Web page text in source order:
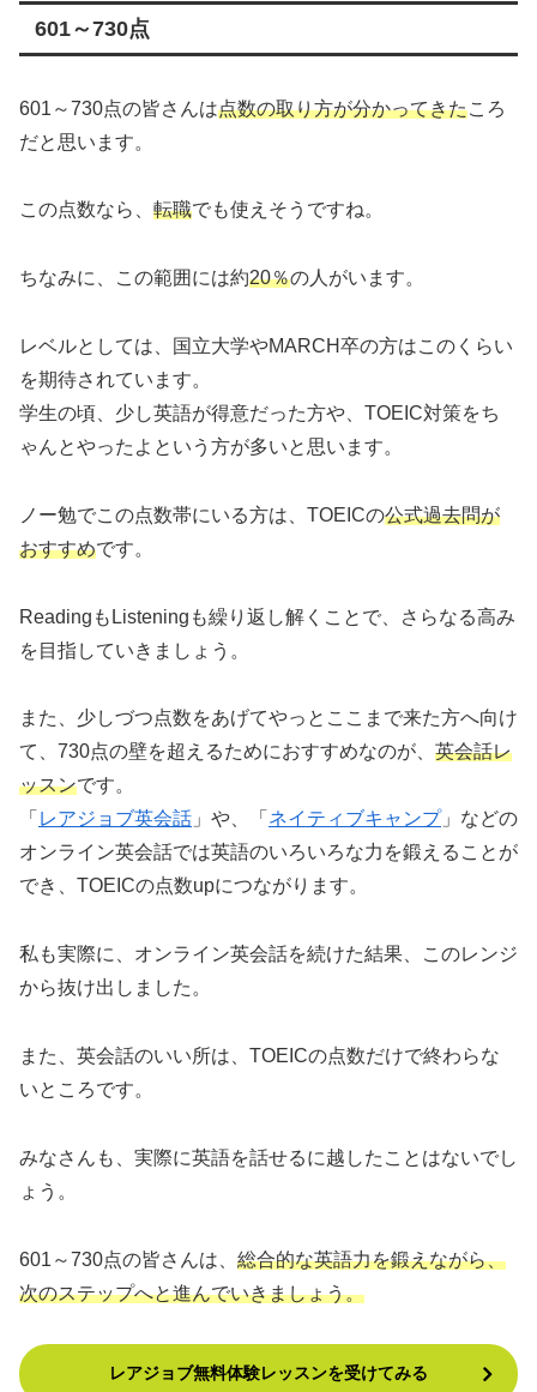
601～730点
601～730点の皆さんは点数の取り方が分かってきたころ
だと思います。
この点数なら、 転職でも使えそうですね。
ちなみに、この範囲には約20％の人がいます。
レベルとしては、国立大学やMARCH卒の方はこのくらい
を期待されています。
学生の頃、少し英語が得意だった方や、TOEIC対策をち
ゃんとやったよという方が多いと思います。
ノー勉でこの点数帯にいる方は、TOEICの公式過去問が
おすすめです。
ReadingもListeningも繰り返し解くことで、さらなる高み
を目指していきましょう。
また、少しづつ点数をあげてやっとここまで来た方へ向け
て、730点の壁を超えるためにおすすめなのが、 英会話レ
ッスンです。
「 レアジョブ英会話 」や、「 ネイティブキャンプ」などの
オンライン英会話では英語のいろいろな力を鍛えることが
でき、TOEICの点数upにつながります。
私も実際に、オンライン英会話を続けた結果、このレンジ
から抜け出しました。
また、英会話のいい所は、TOEICの点数だけで終わらな
いところです。
みなさんも、実際に英語を話せるに越したことはないでし
ょう。
601～730点の皆さんは、 総合的な英語力を鍛えながら、
次のステップへと進んでいきましょう。
レアジョブ無料体験レッスンを受けてみる